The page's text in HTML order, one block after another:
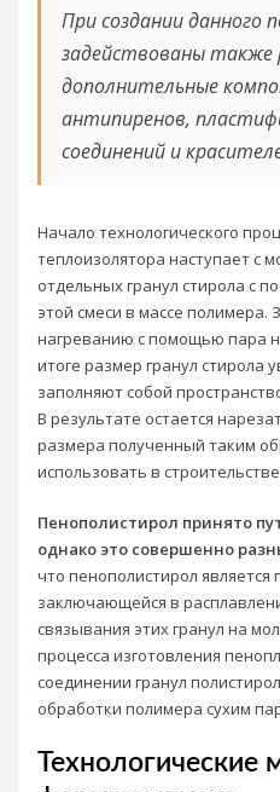
При создании данного
задействованы также
дополнительные
антипиренов,
соединений и
Начало технологического
теплоизолятора наступает с
отдельных гранул стирола с
этой смеси в массе полимера.
нагреванию с помощью пара
итоге размер гранул стирола
заполняют собой
В результате остается
размера полученный таким
использовать в
Пенополистирол принято
однако это совершенно
что пенополистирол является
заключающейся в
связывания этих гранул на
процесса изготовления
соединении гранул
обработки полимера сухим
Технологические